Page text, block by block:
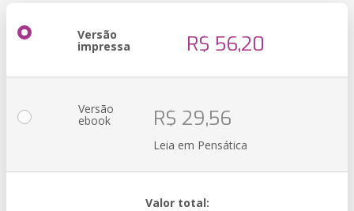
Versão
impressa R$ 56,20
Versão
ebook R$ 29,56
Leia em Pensática
Valor total: